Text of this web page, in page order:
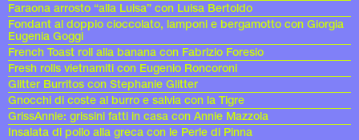
Faraona arrosto “alla Luisa” con Luisa Bertoldo
Fondant al doppio cioccolato, lamponi e bergamotto con Giorgia
Eugenia Goggi
French Toast roll alla banana con Fabrizio Foresio
Fresh rolls vietnamiti con Eugenio Roncoroni
Glitter Burritos con Stephanie Glitter
Gnocchi di coste al burro e salvia con la Tigre
GrissAnnie: grissini fatti in casa con Annie Mazzola
Insalata di pollo alla greca con le Perle di Pinna